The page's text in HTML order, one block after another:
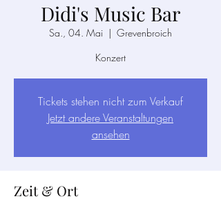
Didi's Music Bar
Sa., 04. Mai
  |
Grevenbroich
Konzert
Tickets stehen nicht zum Verkauf
Jetzt andere Veranstaltungen
ansehen
Zeit & Ort